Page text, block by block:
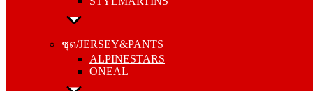
ชุด/JERSEY&PANTS
ALPINESTARS
ONEAL
ชุด/JERSEY&PANTS
ONEAL